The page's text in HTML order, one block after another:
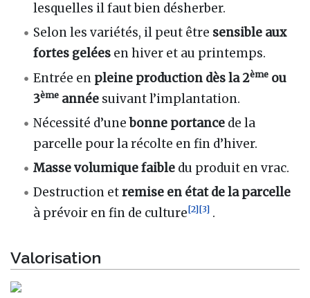
lesquelles il faut bien désherber.
Selon les variétés, il peut être sensible aux
fortes gelées en hiver et au printemps.
Entrée en pleine production dès la 2ème ou
3ème année suivant l’implantation.
Nécessité d’unebonne portance de la
parcelle pour la récolte en fin d’hiver.
Masse volumique faible du produit en vrac.
Destruction etremise en état de la parcelle
à prévoir en fin de culture[2][3] .
Valorisation